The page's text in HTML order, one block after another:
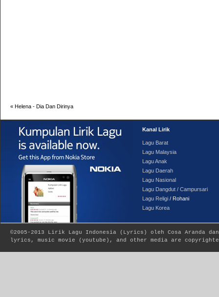
« Helena - Dia Dan Dirinya
Kanal Lirik
Lagu Barat
Lagu Malaysia
Lagu Anak
Lagu Daerah
Lagu Nasional
Lagu Dangdut / Campursari
Lagu Religi / Rohani
Lagu Korea
©2005-2013 Lirik Lagu Indonesia ( Lyrics ) oleh Cosa Aranda
lyrics, music movie (youtube), and other media are